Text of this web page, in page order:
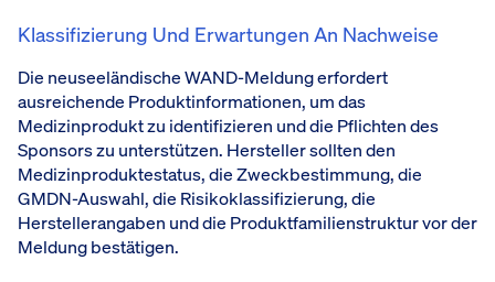
Klassifizierung Und Erwartungen An Nachweise
Die neuseeländische WAND-Meldung erfordert
ausreichende Produktinformationen, um das
Medizinprodukt zu identifizieren und die Pflichten des
Sponsors zu unterstützen. Hersteller sollten den
Medizinproduktestatus, die Zweckbestimmung, die
GMDN-Auswahl, die Risikoklassifizierung, die
Herstellerangaben und die Produktfamilienstruktur vor der
Meldung bestätigen.